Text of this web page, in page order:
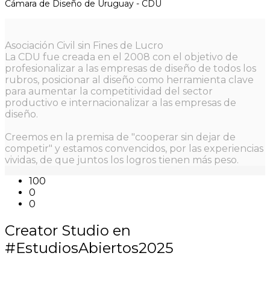
Cámara de Diseño de Uruguay - CDU
Asociación Civil sin Fines de Lucro
La CDU fue creada en el 2008 con el objetivo de
profesionalizar a las empresas de diseño de todos los
rubros, posicionar al diseño como herramienta clave
para aumentar la competitividad del sector
productivo e internacionalizar a las empresas de
diseño.
Creemos en la premisa de "cooperar sin dejar de
competir" y estamos convencidos, por las experiencias
vividas, de que juntos los logros tienen más peso.
100
0
0
Creator Studio en
#EstudiosAbiertos2025